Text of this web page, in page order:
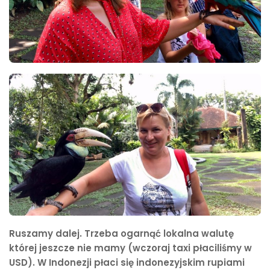
Ruszamy dalej. Trzeba ogarnąć lokalna walutę
której jeszcze nie mamy (wczoraj taxi płaciliśmy w
USD). W Indonezji płaci się indonezyjskim rupiami